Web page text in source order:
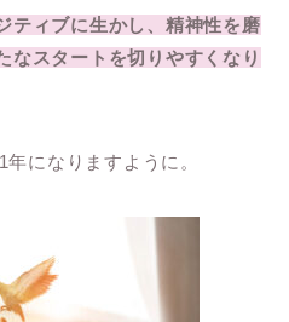
ティブに生かし、精神性を磨
なスタートを切りやすくなり
になりますように。